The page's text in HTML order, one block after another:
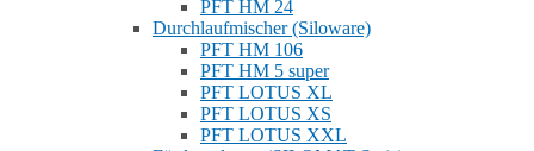
PFT HM 24
Durchlaufmischer (Siloware)
PFT HM 106
PFT HM 5 super
PFT LOTUS XL
PFT LOTUS XS
PFT LOTUS XXL